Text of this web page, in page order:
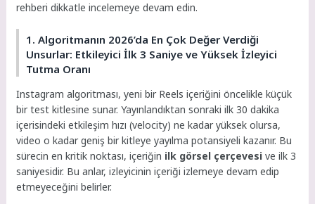
rehberi dikkatle incelemeye devam edin.
1. Algoritmanın 2026’da En Çok Değer Verdiği
Unsurlar: Etkileyici İlk 3 Saniye ve Yüksek İzleyici
Tutma Oranı
Instagram algoritması, yeni bir Reels içeriğini öncelikle küçük
bir test kitlesine sunar. Yayınlandıktan sonraki ilk 30 dakika
içerisindeki etkileşim hızı (velocity) ne kadar yüksek olursa,
video o kadar geniş bir kitleye yayılma potansiyeli kazanır. Bu
sürecin en kritik noktası, içeriğin ilk görsel çerçevesi ve ilk 3
saniyesidir. Bu anlar, izleyicinin içeriği izlemeye devam edip
etmeyeceğini belirler.